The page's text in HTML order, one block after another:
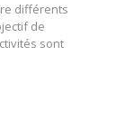
différents
de
sont